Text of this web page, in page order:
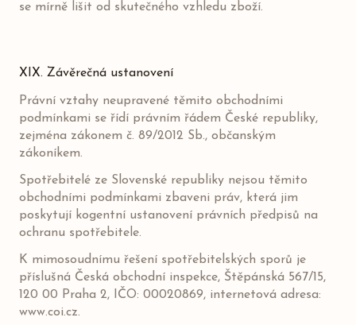
se mírně lišit od skutečného vzhledu zboží.
XIX. Závěrečná ustanovení
Právní vztahy neupravené těmito obchodními
podmínkami se řídí právním řádem České republiky,
zejména zákonem č. 89/2012 Sb., občanským
zákoníkem.
Spotřebitelé ze Slovenské republiky nejsou těmito
obchodními podmínkami zbaveni práv, která jim
poskytují kogentní ustanovení právních předpisů na
ochranu spotřebitele.
K mimosoudnímu řešení spotřebitelských sporů je
příslušná Česká obchodní inspekce, Štěpánská 567/15,
120 00 Praha 2, IČO: 00020869, internetová adresa:
www.coi.cz.